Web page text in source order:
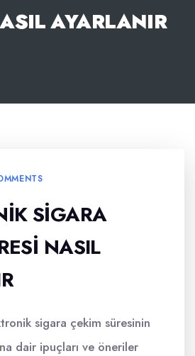
AYARLANIR
SIGARA
NASIL
sigara çekim süresinin
dair ipuçları ve öneriler